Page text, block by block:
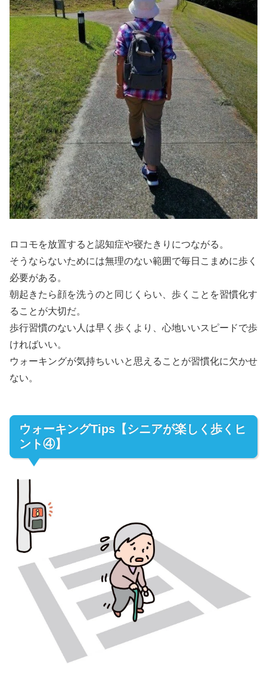
ロコモを放置すると認知症や寝たきりにつながる。
そうならないためには無理のない範囲で毎日こまめに歩く
必要がある。
朝起きたら顔を洗うのと同じくらい、歩くことを習慣化す
ることが大切だ。
歩行習慣のない人は早く歩くより、心地いいスピードで歩
ければいい。
ウォーキングが気持ちいいと思えることが習慣化に欠かせ
ない。
ウォーキングTips【シニアが楽しく歩くヒ
ント④】